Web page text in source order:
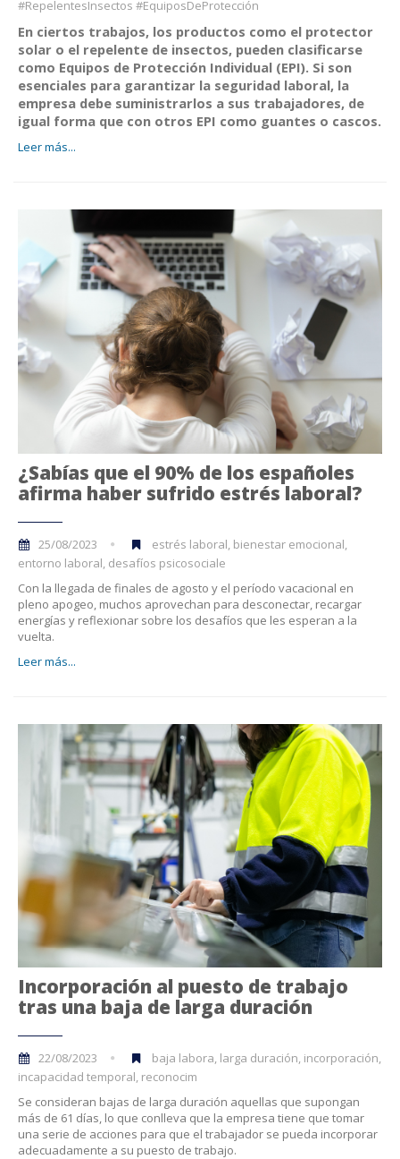
#RepelentesInsectos #EquiposDeProtección
En ciertos trabajos, los productos como el protector
solar o el repelente de insectos, pueden clasificarse
como Equipos de Protección Individual (EPI). Si son
esenciales para garantizar la seguridad laboral, la
empresa debe suministrarlos a sus trabajadores, de
igual forma que con otros EPI como guantes o cascos.
Leer más...
¿Sabías que el 90% de los españoles
afirma haber sufrido estrés laboral?
25/08/2023
estrés laboral, bienestar emocional,
entorno laboral, desafíos psicosociale
Con la llegada de finales de agosto y el período vacacional en
pleno apogeo, muchos aprovechan para desconectar, recargar
energías y reflexionar sobre los desafíos que les esperan a la
vuelta.
Leer más...
Incorporación al puesto de trabajo
tras una baja de larga duración
22/08/2023
baja labora, larga duración, incorporación,
incapacidad temporal, reconocim
Se consideran bajas de larga duración aquellas que supongan
más de 61 días, lo que conlleva que la empresa tiene que tomar
una serie de acciones para que el trabajador se pueda incorporar
adecuadamente a su puesto de trabajo.